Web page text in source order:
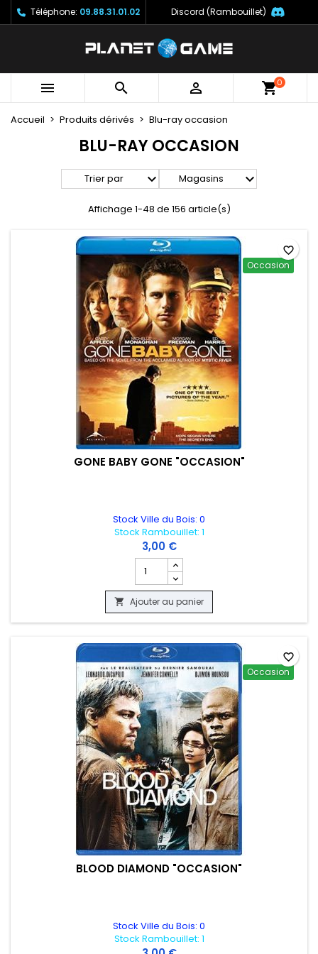
Téléphone: 09.88.31.01.02 Discord (Rambouillet)
   0
Accueil Produits dérivés Blu-ray occasion
BLU-RAY OCCASION
Trier par  Magasins 
Affichage 1-48 de 156 article(s)
Occasion
GONE BABY GONE "OCCASION"
Stock Ville du Bois: 0
Stock Rambouillet: 1
3,00 €
Champ quantité du produit GONE BABY
 Ajouter au panier
favorite_border
Occasion
BLOOD DIAMOND "OCCASION"
Stock Ville du Bois: 0
Stock Rambouillet: 1
favorite_border
Mes listes ×
Créer une nouvelle liste
((modalTitle)) ×
Créer une liste d'envies ×
Nom de la liste d'envies
Annuler Créer une liste d'envies
Connexion ×
à votre liste d'envies.
Annuler